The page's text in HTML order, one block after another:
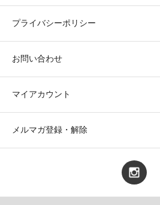
プライバシーポリシー
お問い合わせ
マイアカウント
メルマガ登録・解除